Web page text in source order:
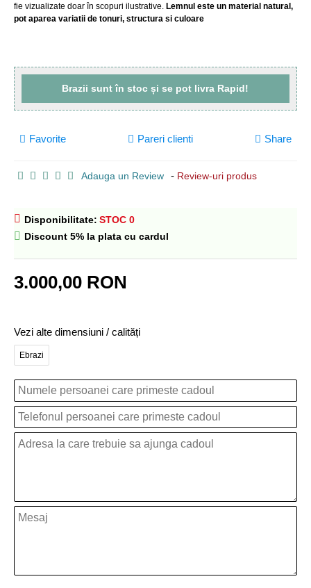
fie vizualizate doar în scopuri ilustrative. Lemnul este un material natural,
pot aparea variatii de tonuri, structura si culoare
Brazii suntîn stoc și se pot livra Rapid!
Adauga un Review - Review-uri produs
Favorite Pareri clienti Share
3.000,00 RON
Disponibilitate: STOC 0
Discount 5% la plata cu cardul
Vezi alte dimensiuni / calități
Ebrazi